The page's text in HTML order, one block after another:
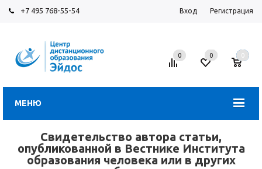
+7 495 768-55-54 Вход Регистрация
МЕНЮ
0 0 0
Свидетельство автора статьи,
опубликованной в Вестнике Института
образования человека или в других